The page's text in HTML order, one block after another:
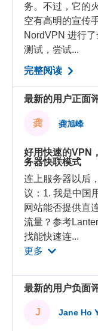
务。不过，它的
空有高明的宣传
NordVPN 进行
测试，尝试...
完整阅读
最新的用户正面
龚 龚旭峰
好用快速的VPN
务器快联模式
连上服务器以后
议：1. 我是中国
网站能否提供直
流量？参考
找能快速连...
更多
最新的用户负面
J Jane Ho